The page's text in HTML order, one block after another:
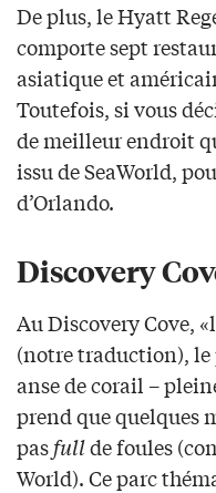
De plus, le Hyatt
comporte sept
asiatique et
Toutefois, si vous
de meilleur endroit
issu de SeaWorld,
d’Orlando.
Discovery
Au Discovery Cove,
(notre traduction), le
anse de corail –
prend que quelques
pasfullde foules
World). Ce parc